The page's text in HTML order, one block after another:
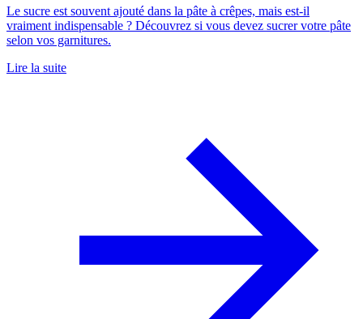
Le sucre est souvent ajouté dans la pâte à crêpes, mais est-il
vraiment indispensable ? Découvrez si vous devez sucrer votre pâte
selon vos garnitures.
Lire la suite